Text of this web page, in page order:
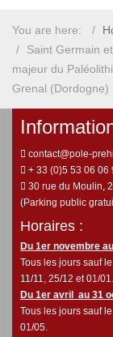
You are here:
Saint Germain
majeur du
Grenal
contact@pole-
+ 33 (0)5 53 06 06
30 rue du Moulin,
(Parking public
Horaires :
Du 1er novembre
Tous les jours sauf
11/11, 25/12 et 01/01.
Du 1er avril au 31
Tous les jours sauf
01/05.